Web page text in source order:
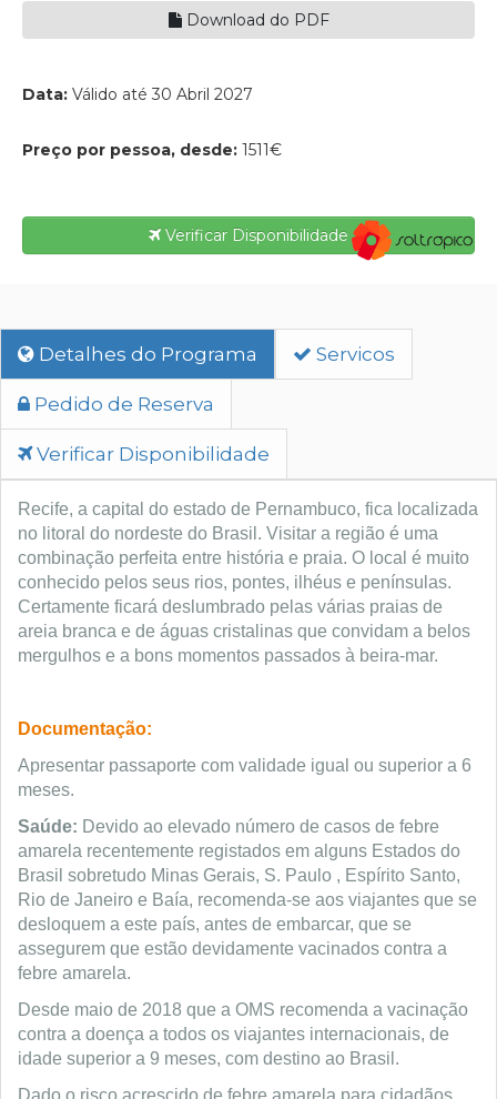
Download do PDF
Data: Válido até 30 Abril 2027
Preço por pessoa, desde: 1511€
Verificar Disponibilidade
Detalhes do Programa Servicos
Pedido de Reserva
Verificar Disponibilidade
Recife, a capital do estado de Pernambuco, fica localizada
no litoral do nordeste do Brasil. Visitar a região é uma
combinação perfeita entre história e praia. O local é muito
conhecido pelos seus rios, pontes, ilhéus e penínsulas.
Certamente ficará deslumbrado pelas várias praias de
areia branca e de águas cristalinas que convidam a belos
mergulhos e a bons momentos passados à beira-mar.
Documentação:
Apresentar passaporte com validade igual ou superior a 6
meses.
Saúde: Devido ao elevado número de casos de febre
amarela recentemente registados em alguns Estados do
Brasil sobretudo Minas Gerais, S. Paulo , Espírito Santo,
Rio de Janeiro e Baía, recomenda-se aos viajantes que se
desloquem a este país, antes de embarcar, que se
assegurem que estão devidamente vacinados contra a
febre amarela.
Desde maio de 2018 que a OMS recomenda a vacinação
contra a doença a todos os viajantes internacionais, de
idade superior a 9 meses, com destino ao Brasil.
Dado o risco acrescido de febre amarela para cidadãos